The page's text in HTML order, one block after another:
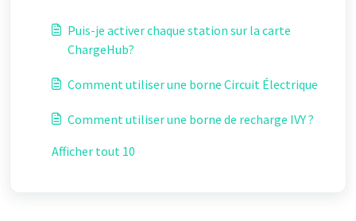
Puis-je activer chaque station sur la carte
ChargeHub?
Comment utiliser une borne Circuit Électrique
Comment utiliser une borne de recharge IVY ?
Afficher tout 10